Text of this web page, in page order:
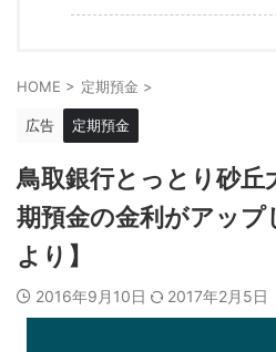
HOME > 定期預金 >
広告 定期預金
鳥取銀行とっとり砂丘
期預金の金利がアップ
より】
2016年9月10日 2017年2月5日